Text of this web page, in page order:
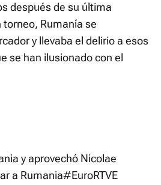
después de su última
Rumanía se
y llevaba el delirio a esos
se han ilusionado con el
y aprovechó Nicolae
a Rumania#EuroRTVE